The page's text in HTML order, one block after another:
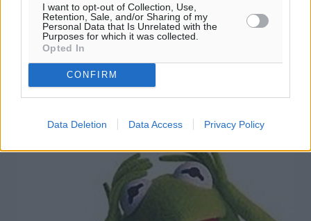
I want to opt-out of Collection, Use,
Retention, Sale, and/or Sharing of my
Personal Data that Is Unrelated with the
Purposes for which it was collected.
Opted In
CONFIRM
Data Deletion Data Access Privacy Policy
Αντε να καταλάβω, την ανάγκη πολιτικών, κάθε
πικραμένου πολιτευτή και εκπροσώπων κομμάτων, να
δηλώσουν την παρουσία τους στην Κω με απανωτές
ανακοινώsεις. Παραβλέπω, το ότι ...